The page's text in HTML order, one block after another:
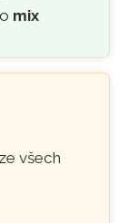
mix
všech